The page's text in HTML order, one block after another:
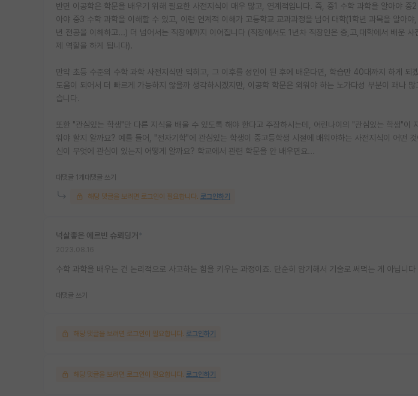
반면 이공학은 학문을 배우기 위해 필요한 사전지식이 매우 많고, 연계적입니다. 즉, 중1 수학 과학을 알아야
아야 중3 수학 과학을 이해할 수 있고, 이런 연계적 이해가 고등학교 교과과정을 넘어 대학(1학년 과목을 알아
년 전공을 이해하고...) 더 넘어서는 직장에까지 이어집니다 (직장에서도 1년차 직장인은 중,고,대학에서 배운 사
제 역할을 하게 됩니다).
만약 초등 수준의 수학 과학 사전지식만 익히고, 그 이후를 성인이 된 후에 배운다면, 학습만 40대까지 하게 되
도움이 되어서 더 빠르게 가능하지 않을까 생각하시겠지만, 이공학 학문은 외워야 하는 노가다성 부분이 꽤나
습니다.
또한 "관심있는 학생"만 다른 지식을 배울 수 있도록 해야 한다고 주장하시는데, 어린나이의 "관심있는 학생"이
워야 할지 알까요? 예를 들어, "전자기학"에 관심있는 학생이 중고등학생 시절에 배워야하는 사전지식이 어떤
신이 무엇에 관심이 있는지 어떻게 알까요? 학교에서 관련 학문을 안 배우면요...
대댓글 1개 대댓글 쓰기
해당 댓글을 보려면 로그인이 필요합니다. 로그인하기
넉살좋은 에르빈 슈뢰딩거
수학 과학을 배우는 건 논리적으로 사고하는 힘을 키우는 과정이죠. 단순히 암기해서 기술로 써먹는 게 아닙니다
대댓글 쓰기
해당 댓글을 보려면 로그인이 필요합니다. 로그인하기
해당 댓글을 보려면 로그인이 필요합니다. 로그인하기